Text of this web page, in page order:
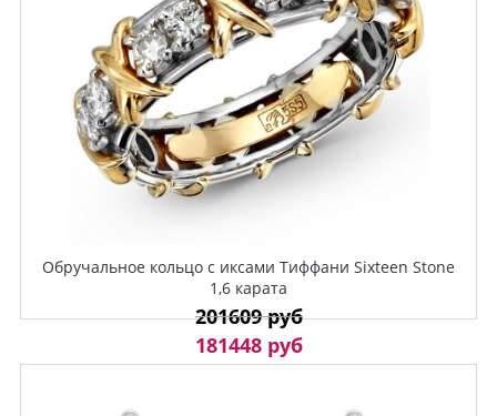
Обручальное кольцо с иксами Тиффани Sixteen Stone
1,6 карата
201609 руб
181448 руб